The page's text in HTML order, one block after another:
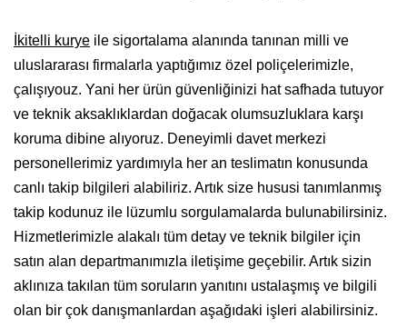
İkitelli kurye ile sigortalama alanında tanınan milli ve
uluslararası firmalarla yaptığımız özel poliçelerimizle,
çalışıyouz. Yani her ürün güvenliğinizi hat safhada tutuyor
ve teknik aksaklıklardan doğacak olumsuzluklara karşı
koruma dibine alıyoruz. Deneyimli davet merkezi
personellerimiz yardımıyla her an teslimatın konusunda
canlı takip bilgileri alabiliriz. Artık size hususi tanımlanmış
takip kodunuz ile lüzumlu sorgulamalarda bulunabilirsiniz.
Hizmetlerimizle alakalı tüm detay ve teknik bilgiler için
satın alan departmanımızla iletişime geçebilir. Artık sizin
aklınıza takılan tüm soruların yanıtını ustalaşmış ve bilgili
olan bir çok danışmanlardan aşağıdaki işleri alabilirsiniz.